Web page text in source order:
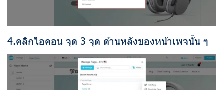
4.คลิกไอคอน จุด 3 จุด ด้านหลังของหน้าเพจนั้น ๆ